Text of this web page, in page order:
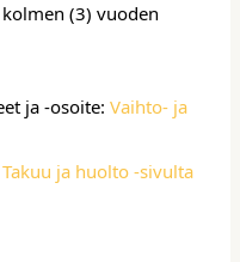
(3) vuoden
ja -osoite:Vaihto- ja
Takuu ja huolto -sivulta